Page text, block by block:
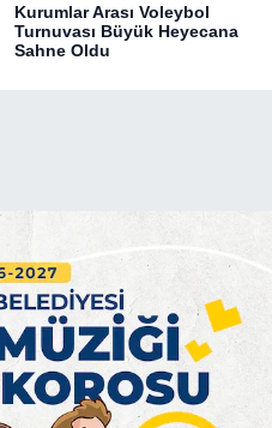
Kurumlar Arası Voleybol
Turnuvası Büyük Heyecana
Sahne Oldu